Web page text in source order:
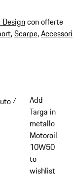
Designcon offerte
,Scarpe,Accessori
/
Add
Targa in
metallo
Motoroil
10W50
to
wishlist